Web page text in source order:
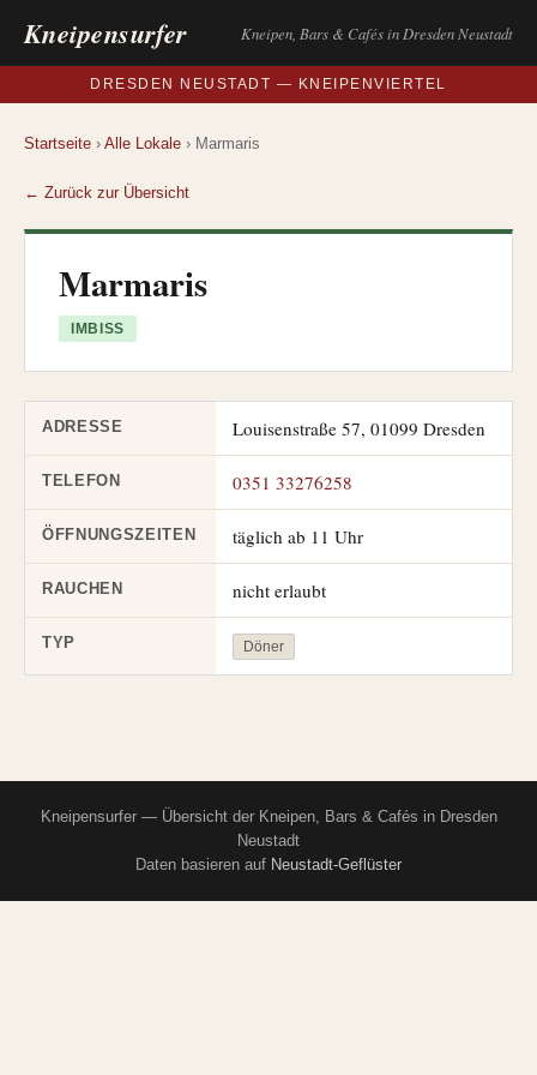
Kneipensurfer Kneipen, Bars & Cafés in Dresden Neustadt
DRESDEN NEUSTADT — KNEIPENVIERTEL
Startseite › Alle Lokale › Marmaris
← Zurück zur Übersicht
Marmaris
IMBISS
ADRESSE Louisenstraße 57, 01099 Dresden
TELEFON 0351 33276258
ÖFFNUNGSZEITEN täglich ab 11 Uhr
RAUCHEN nicht erlaubt
TYP Döner
Kneipensurfer — Übersicht der Kneipen, Bars & Cafés in Dresden
Neustadt
Daten basieren auf Neustadt-Geflüster